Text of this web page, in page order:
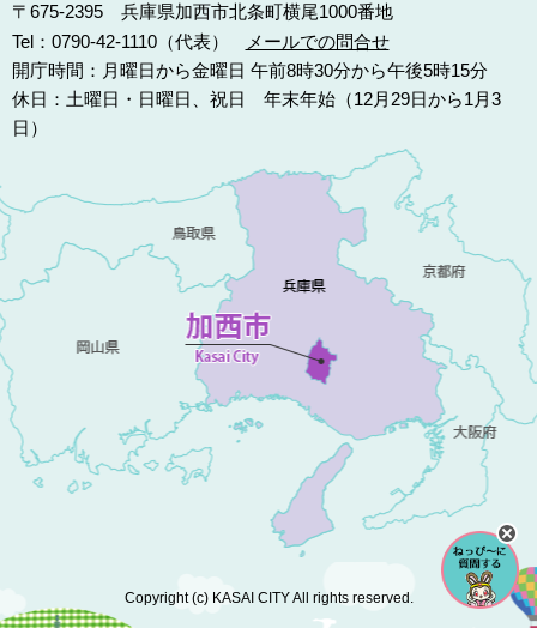
〒675-2395 兵庫県加西市北条町横尾1000番地
Tel：0790-42-1110（代表）
メールでの問合せ
開庁時間：月曜日から金曜日 午前8時30分から午後5時15分
休日：土曜日・日曜日、祝日 年末年始（12月29日から1月3
日）
Copyright (c) KASAI CITY All rights reserved.